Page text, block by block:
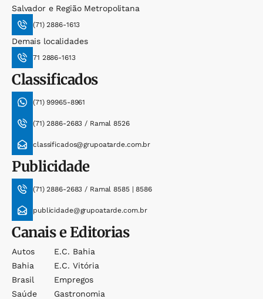
Salvador e Região Metropolitana
(71) 2886-1613
Demais localidades
71 2886-1613
Classificados
(71) 99965-8961
(71) 2886-2683 / Ramal 8526
classificados@grupoatarde.com.br
Publicidade
(71) 2886-2683 / Ramal 8585 | 8586
publicidade@grupoatarde.com.br
Canais e Editorias
Autos
Bahia
Brasil
Saúde
E.c. Bahia
E.c. Vitória
Empregos
Gastronomia